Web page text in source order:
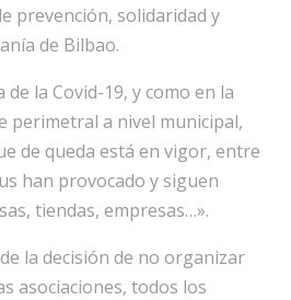
prevención, solidaridad y
de Bilbao.
la Covid-19, y como en la
perimetral a nivel municipal,
de queda está en vigor, entre
han provocado y siguen
tiendas, empresas…».
la decisión de no organizar
asociaciones, todos los